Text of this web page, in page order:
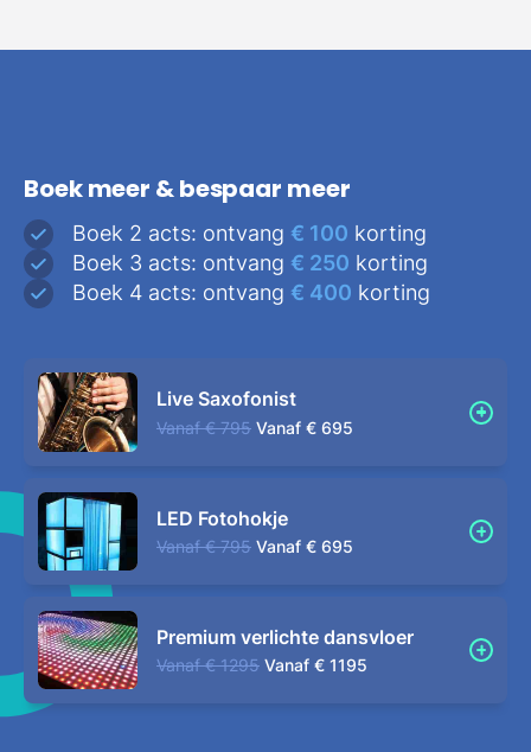
Boek meer & bespaar meer
Boek 2 acts: ontvang € 100 korting
Boek 3 acts: ontvang € 250 korting
Boek 4 acts: ontvang € 400 korting
Live Saxofonist
Vanaf € 795 Vanaf € 695
LED Fotohokje
Vanaf € 795 Vanaf € 695
Premium verlichte dansvloer
Vanaf € 1295 Vanaf € 1195